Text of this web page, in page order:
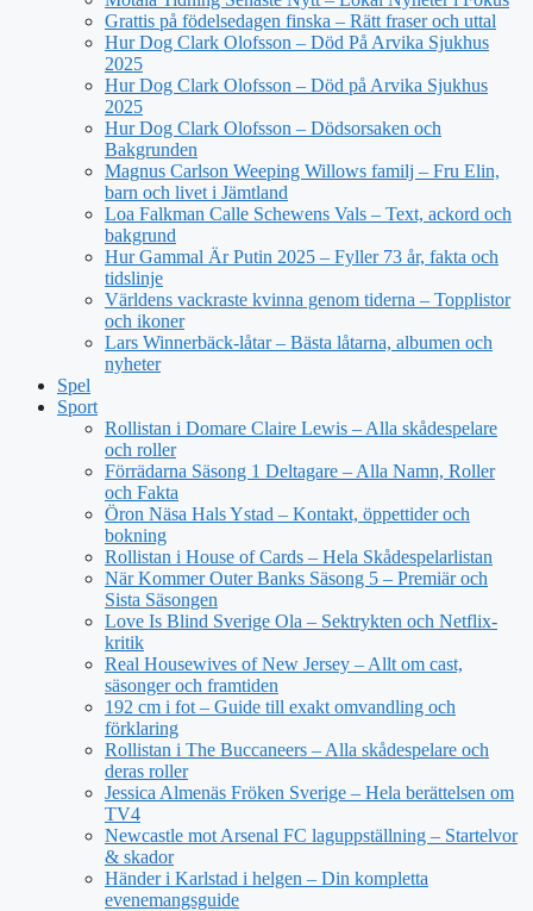
Grattis på födelsedagen finska – Rätt fraser och uttal
Hur Dog Clark Olofsson – Död På Arvika Sjukhus
2025
Hur Dog Clark Olofsson – Död på Arvika Sjukhus
2025
Hur Dog Clark Olofsson – Dödsorsaken och
Bakgrunden
Magnus Carlson Weeping Willows familj – Fru Elin,
barn och livet i Jämtland
Loa Falkman Calle Schewens Vals – Text, ackord och
bakgrund
Hur Gammal Är Putin 2025 – Fyller 73 år, fakta och
tidslinje
Världens vackraste kvinna genom tiderna – Topplistor
och ikoner
Lars Winnerbäck-låtar – Bästa låtarna, albumen och
nyheter
Spel
Sport
Rollistan i Domare Claire Lewis – Alla skådespelare
och roller
Förrädarna Säsong 1 Deltagare – Alla Namn, Roller
och Fakta
Öron Näsa Hals Ystad – Kontakt, öppettider och
bokning
Rollistan i House of Cards – Hela Skådespelarlistan
När Kommer Outer Banks Säsong 5 – Premiär och
Sista Säsongen
Love Is Blind Sverige Ola – Sektrykten och Netflix-
kritik
Real Housewives of New Jersey – Allt om cast,
säsonger och framtiden
192 cm i fot – Guide till exakt omvandling och
förklaring
Rollistan i The Buccaneers – Alla skådespelare och
deras roller
Jessica Almenäs Fröken Sverige – Hela berättelsen om
TV4
Newcastle mot Arsenal FC laguppställning – Startelvor
& skador
Händer i Karlstad i helgen – Din kompletta
evenemangsguide